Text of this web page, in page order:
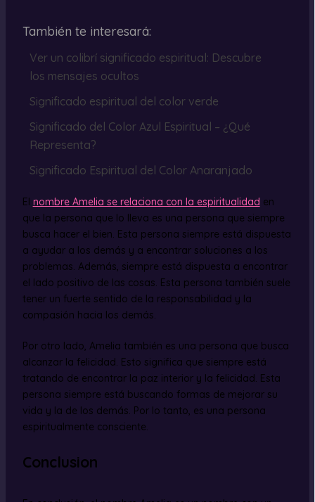
También te interesará:
Ver un colibrí significado espiritual: Descubre
los mensajes ocultos
Significado espiritual del color verde
Significado del Color Azul Espiritual – ¿Qué
Representa?
Significado Espiritual del Color Anaranjado
El nombre Amelia se relaciona con la espiritualidad en
que la persona que lo lleva es una persona que siempre
busca hacer el bien. Esta persona siempre está dispuesta
a ayudar a los demás y a encontrar soluciones a los
problemas. Además, siempre está dispuesta a encontrar
el lado positivo de las cosas. Esta persona también suele
tener un fuerte sentido de la responsabilidad y la
compasión hacia los demás.
Por otro lado, Amelia también es una persona que busca
alcanzar la felicidad. Esto significa que siempre está
tratando de encontrar la paz interior y la felicidad. Esta
persona siempre está buscando formas de mejorar su
vida y la de los demás. Por lo tanto, es una persona
espiritualmente consciente.
Conclusion